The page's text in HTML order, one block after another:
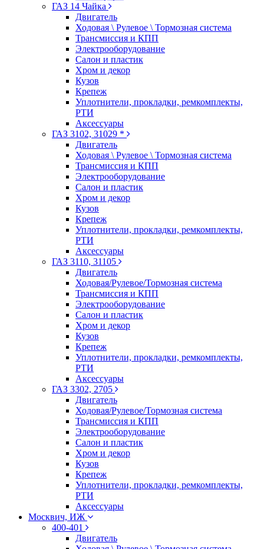
ГАЗ 14 Чайка
Двигатель
Ходовая \ Рулевое \ Тормозная система
Трансмиссия и КПП
Электрооборудование
Салон и пластик
Хром и декор
Кузов
Крепеж
Уплотнители, прокладки, ремкомплекты,
РТИ
Аксессуары
ГАЗ 3102, 31029 *
Двигатель
Ходовая \ Рулевое \ Тормозная система
Трансмиссия и КПП
Электрооборудование
Салон и пластик
Хром и декор
Кузов
Крепеж
Уплотнители, прокладки, ремкомплекты,
РТИ
Аксессуары
ГАЗ 3110, 31105
Двигатель
Ходовая/Рулевое/Тормозная система
Трансмиссия и КПП
Электрооборудование
Салон и пластик
Хром и декор
Кузов
Крепеж
Уплотнители, прокладки, ремкомплекты,
РТИ
Аксессуары
ГАЗ 3302, 2705
Двигатель
Ходовая/Рулевое/Тормозная система
Трансмиссия и КПП
Электрооборудование
Салон и пластик
Хром и декор
Кузов
Крепеж
Уплотнители, прокладки, ремкомплекты,
РТИ
Аксессуары
Москвич, ИЖ
400-401
Двигатель